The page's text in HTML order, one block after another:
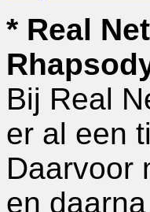
* Real
Bij Real
er al een
Daarvoor
en